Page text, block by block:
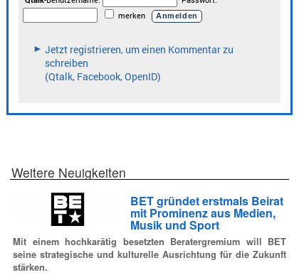
Weitere Neuigkeiten
BET gründet erstmals Beirat
mit Prominenz aus Medien,
Musik und Sport
Mit einem hochkarätig besetzten Beratergremium will BET
seine strategische und kulturelle Ausrichtung für die Zukunft
stärken.